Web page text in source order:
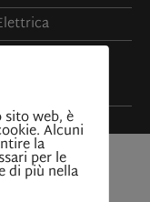
web, è
Alcuni
la
per le
di più nella